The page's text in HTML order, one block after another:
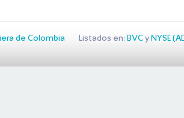
de Colombia Listados en: BVCy NYSE